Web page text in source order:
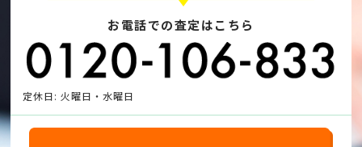
お電話での査定はこちら
定休日: 火曜日・水曜日